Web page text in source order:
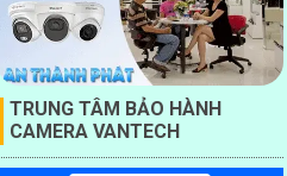
TRUNG TÂM BẢO HÀNH
CAMERA VANTECH